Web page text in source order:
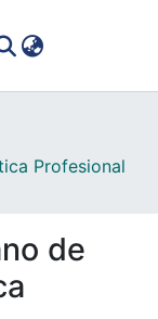
Profesional
de